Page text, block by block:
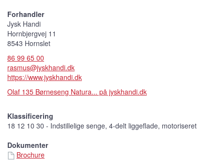
Forhandler
Jysk Handi
Hornbjergvej 11
8543 Hornslet
86 99 65 00
rasmus@jyskhandi.dk
https://www.jyskhandi.dk
Olaf 135 Børneseng Natura... på jyskhandi.dk
Klassificering
18 12 10 30 - Indstillelige senge, 4-delt liggeflade, motoriseret
Dokumenter
Brochure